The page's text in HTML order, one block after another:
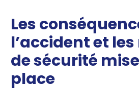
Les
l’accident et
de sécurité
place